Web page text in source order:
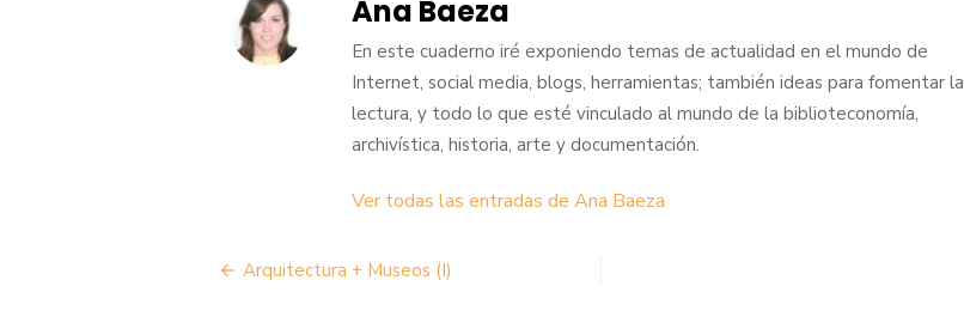
Ana Baeza
En este cuaderno iré exponiendo temas de actualidad en el mundo de
Internet, social media, blogs, herramientas; también ideas para fomentar la
lectura, y todo lo que esté vinculado al mundo de la biblioteconomía,
archivística, historia, arte y documentación.
Ver todas las entradas de Ana Baeza
Navegación
Arquitectura + Museos (I)